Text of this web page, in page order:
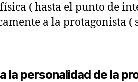
( hasta el punto de
a la protagonista (
la personalidad de la